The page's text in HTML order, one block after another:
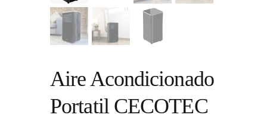
Aire Acondicionado
Portatil CECOTEC